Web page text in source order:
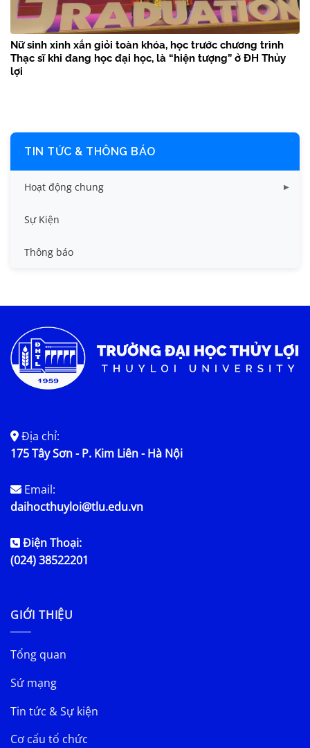
Nữ sinh xinh xắn giỏi toàn khóa, học trước chương trình
Thạc sĩ khi đang học đại học, là “hiện tượng” ở ĐH Thủy
lợi
TIN TỨC & THÔNG BÁO
Hoạt động chung
Tin công tác sinh viên
Tin đào tạo
Tin tức chung
Sự Kiện
Thông báo
Địa chỉ:
175 Tây Sơn - P. Kim Liên - Hà Nội
Email:
daihocthuyloi@tlu.edu.vn
Điện Thoại:
(024) 38522201
GIỚI THIỆU
Tổng quan
Sứ mạng
Tin tức & Sự kiện
Cơ cấu tổ chức